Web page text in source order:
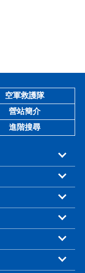
空軍救護隊
營站簡介
進階搜尋